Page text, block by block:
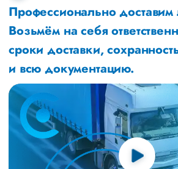
Профессионально доставим
Возьмём на себя
сроки доставки,
и всю документацию.